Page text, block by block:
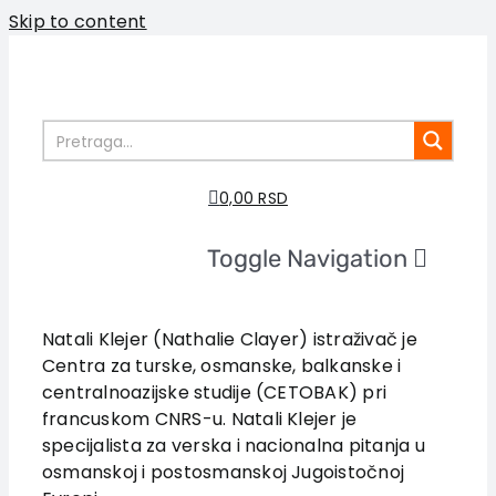
Skip to content
0,00 RSD
Toggle Navigation
About us
Books
In preparation
Sale
Authors
Natali Klejer (Nathalie Clayer) istraživač je
Centra za turske, osmanske, balkanske i
centralnoazijske studije (CETOBAK) pri
francuskom CNRS-u. Natali Klejer je
specijalista za verska i nacionalna pitanja u
osmanskoj i postosmanskoj Jugoistočnoj